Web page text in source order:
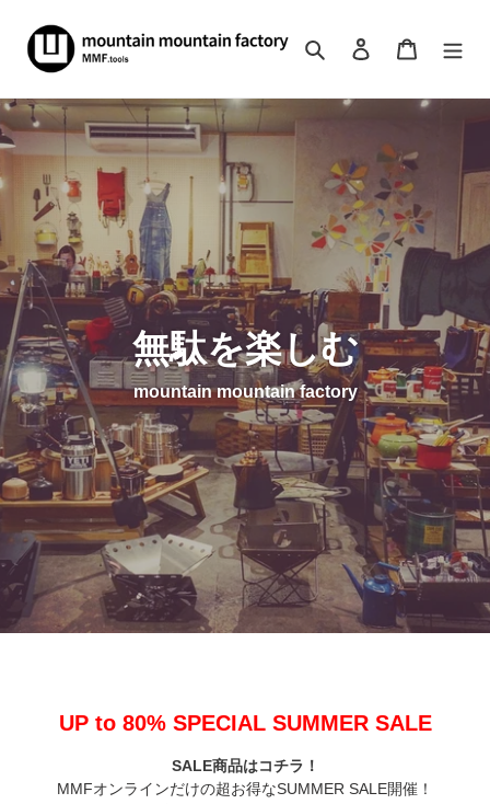
ツ
に
ス
キ
プ
す
る
検索 ログインカート
無駄を楽しむ
mountain mountain factory
UP to 80% SPECIAL SUMMER SALE
SALE商品はコチラ！
MMFオンラインだけの超お得なSUMMER SALE開催！